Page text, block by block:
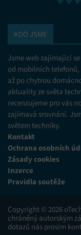
KDO JSME
Jsme web zajímající
od mobilních
až po chytrou
aktuality ze světa
recenzujeme pro vás
zajímavá srovnání.
světem techniky.
Kontakt
Ochrana osobních
Zásady cookies
Inzerce
Pravidla soutěže
Copyright © 2026
chráněný autorským
dotazů nás prosím